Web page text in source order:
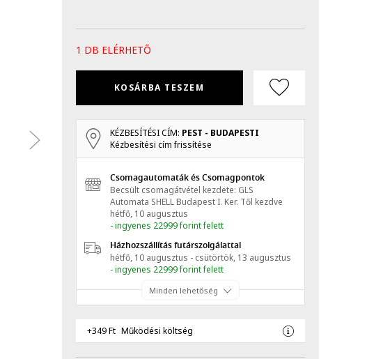
1 DB ELÉRHETŐ
KOSÁRBA TESZEM
KÉZBESÍTÉSI CÍM: PEST - BUDAPESTI
Kézbesítési cím frissítése
Csomagautomaták és Csomagpontok
Becsült csomagátvétel kezdete: GLS
Automata SHELL Budapest I. Ker. Től kezdve
hétfő, 10 augusztus
- ingyenes 22999 forint felett
Házhozszállítás futárszolgálattal
hétfő, 10 augusztus - csütörtök, 13 augusztus
- ingyenes 22999 forint felett
Minden lehetőség
+349 Ft Működési költség